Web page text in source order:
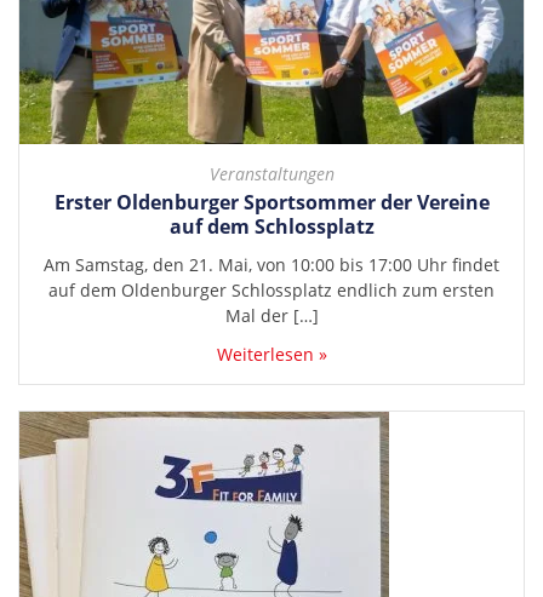
Veranstaltungen
Erster Oldenburger Sportsommer der Vereine
auf dem Schlossplatz
Am Samstag, den 21. Mai, von 10:00 bis 17:00 Uhr findet
auf dem Oldenburger Schlossplatz endlich zum ersten
Mal der […]
Weiterlesen »